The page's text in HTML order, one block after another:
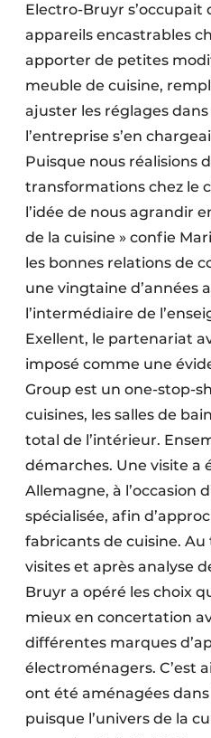
Electro-Bruyr s’occupait
appareils encastrables
apporter de petites
meuble de cuisine,
ajuster les réglages
l’entreprise s’en
Puisque nous réalisions
transformations chez le
l’idée de nous agrandir
de la cuisine » confie
les bonnes relations de
une vingtaine d’années
l’intermédiaire de
Exellent, le partenariat
imposé comme une
Group est un one-stop-
cuisines, les salles de
total de l’intérieur.
démarches. Une visite a
Allemagne, à l’occasion
spécialisée, afin
fabricants de cuisine.
visites et après analyse
Bruyr a opéré les choix
mieux en concertation
différentes marques
électroménagers. C’est
ont été aménagées
puisque l’univers de la